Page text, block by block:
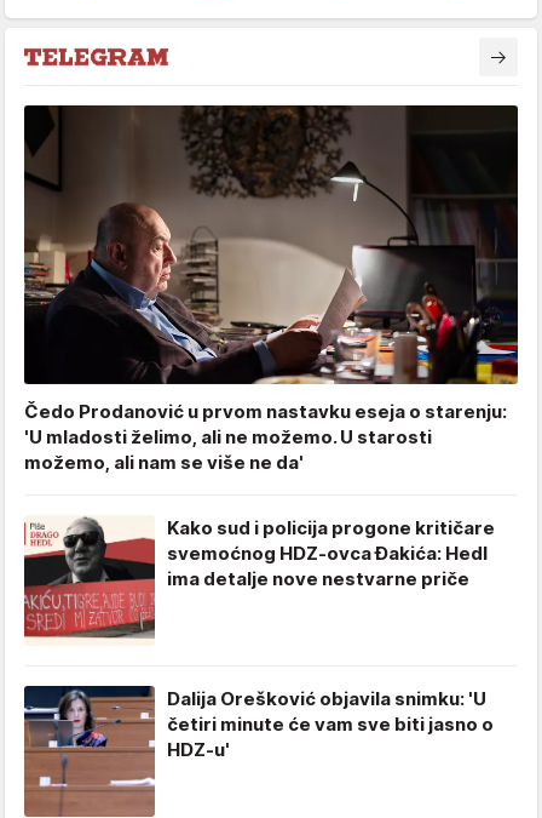
Čedo Prodanović u prvom nastavku eseja o starenju:
'U mladosti želimo, ali ne možemo. U starosti
možemo, ali nam se više ne da'
Kako sud i policija progone kritičare
svemoćnog HDZ-ovca Đakića: Hedl
ima detalje nove nestvarne priče
Dalija Orešković objavila snimku: 'U
četiri minute će vam sve biti jasno o
HDZ-u'